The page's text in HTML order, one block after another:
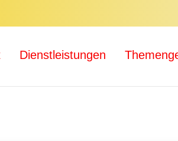
Dienstleistungen